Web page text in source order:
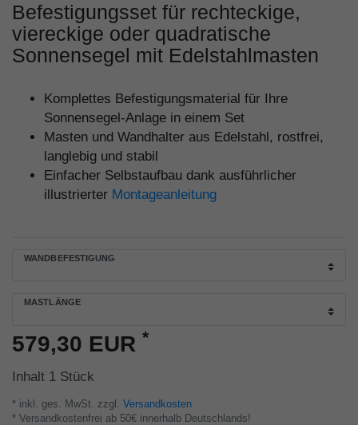
Befestigungsset für rechteckige,
viereckige oder quadratische
Sonnensegel mit Edelstahlmasten
Komplettes Befestigungsmaterial für Ihre
Sonnensegel-Anlage in einem Set
Masten und Wandhalter aus Edelstahl, rostfrei,
langlebig und stabil
Einfacher Selbstaufbau dank ausführlicher
illustrierter Montageanleitung
WANDBEFESTIGUNG
MASTLÄNGE
579,30 EUR *
Inhalt 1 Stück
* inkl. ges. MwSt. zzgl.
Versandkosten
* Versandkostenfrei ab 50€ innerhalb Deutschlands!